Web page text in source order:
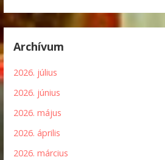
Archívum
2026. július
2026. június
2026. május
2026. április
2026. március